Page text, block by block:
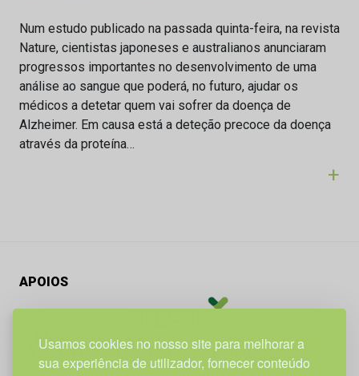
Usamos cookies no nosso site para melhorar a
sua experiência de utilizador, fornecer conteúdo
Num estudo publicado na passada quinta-feira, na revista
Nature, cientistas japoneses e australianos anunciaram
progressos importantes no desenvolvimento de uma
análise ao sangue que poderá, no futuro, ajudar os
médicos a detetar quem vai sofrer da doença de
Alzheimer. Em causa está a deteção precoce da doença
através da proteína…
+
APOIOS